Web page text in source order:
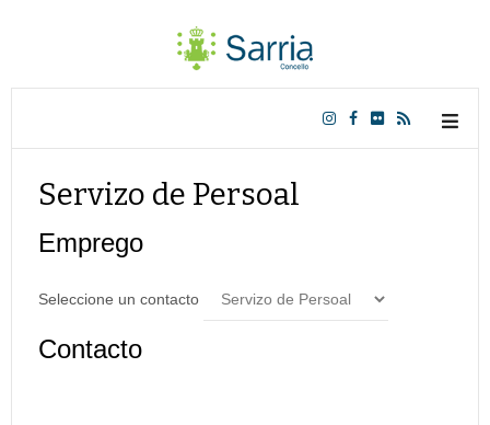
Servizo de Persoal
Emprego
Seleccione un contacto
Contacto